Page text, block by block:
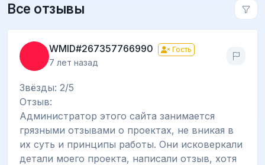
Все отзывы
WMID#267357766990 Гость
7 лет назад
Звёзды: 2/5
Отзыв:
Администратор этого сайта занимается
грязными отзывами о проектах, не вникая в
их суть и принципы работы. Они исковеркали
детали моего проекта, написали отзыв, хотя